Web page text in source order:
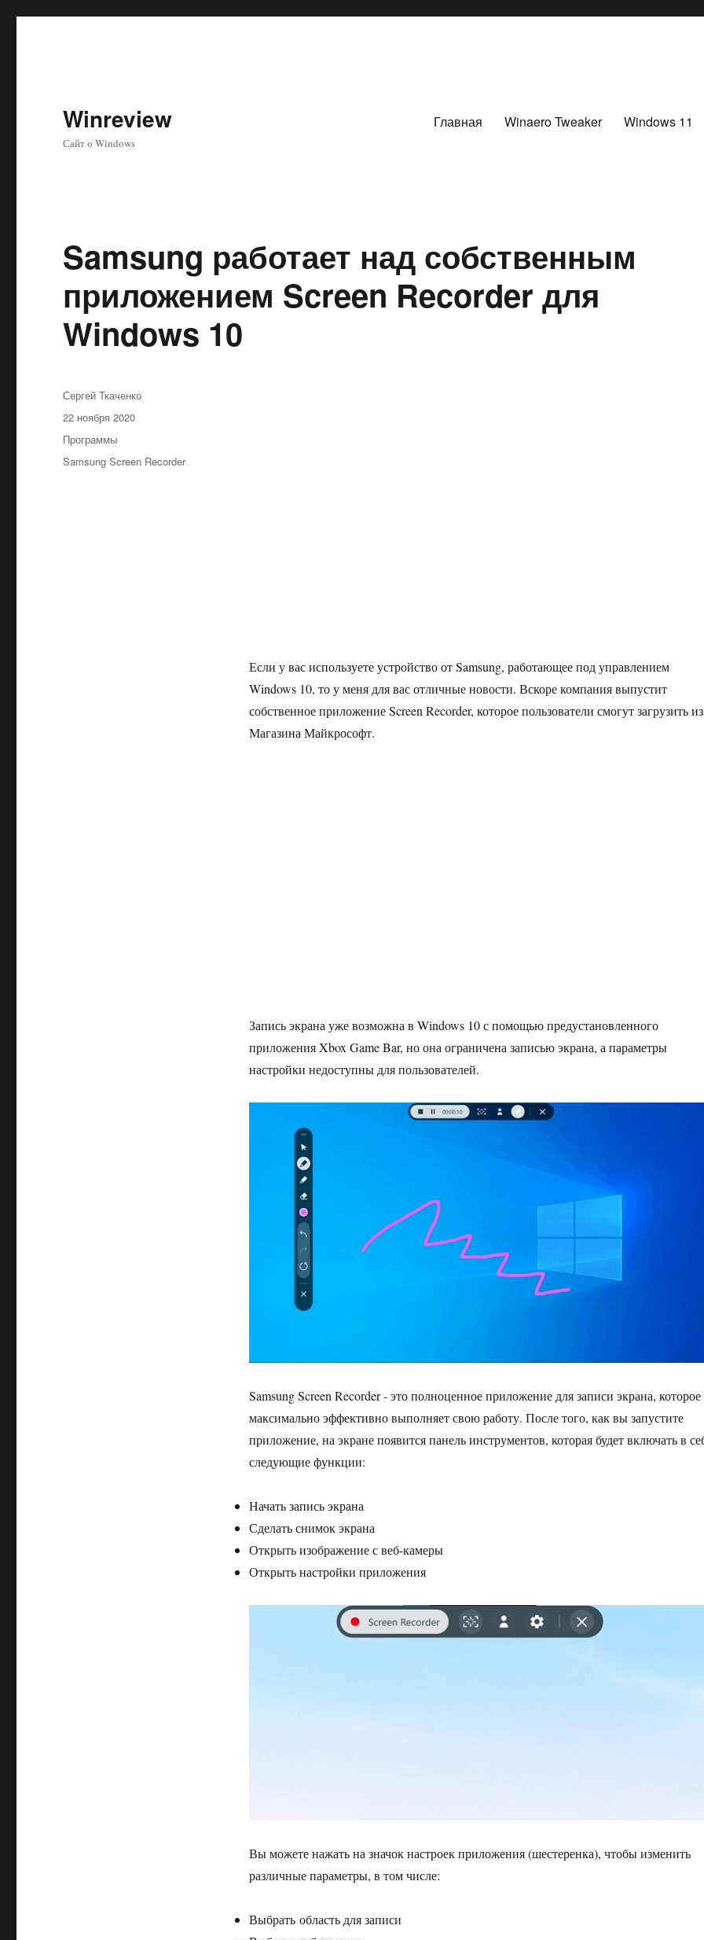
Winreview
Сайт о Windows
Главная Winaero Tweaker Windows 11
Samsung работает над собственным
приложением Screen Recorder для
Windows 10
Если у вас используете устройство от Samsung, работающее под управлением
Windows 10, то у меня для вас отличные новости. Вскоре компания выпустит
собственное приложение Screen Recorder, которое пользователи смогут загрузить из
Магазина Майкрософт.
Запись экрана уже возможна в Windows 10 с помощью предустановленного
приложения Xbox Game Bar, но она ограничена записью экрана, а параметры
настройки недоступны для пользователей.
Samsung Screen Recorder - это полноценное приложение для записи экрана, которое
максимально эффективно выполняет свою работу. После того, как вы запустите
приложение, на экране появится панель инструментов, которая будет включать в
следующие функции:
Начать запись экрана
Сделать снимок экрана
Открыть изображение с веб-камеры
Открыть настройки приложения
Вы можете нажать на значок настроек приложения (шестеренка), чтобы изменить
различные параметры, в том числе:
Выбрать область для записи
Автор
Сергей Ткаченко
Опубликовано
22 ноября 2020
Рубрики
Программы
Метки
Samsung Screen Recorder